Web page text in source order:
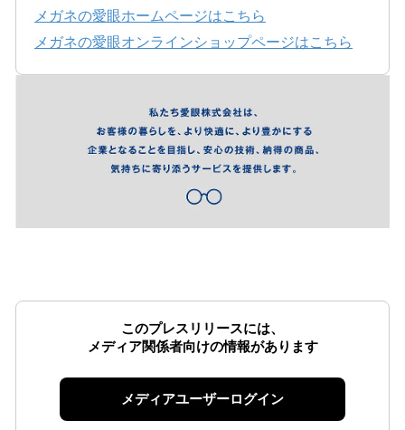
メガネの愛眼ホームページはこちら
メガネの愛眼オンラインショップページはこちら
このプレスリリースには、
メディア関係者向けの情報があります
メディアユーザーログイン